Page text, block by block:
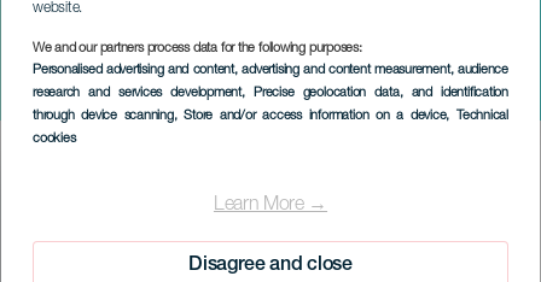
website.
We and our partners process data for the following purposes:
Personalised advertising and content, advertising and content measurement, audience
research and services development, Precise geolocation data, and identification
through device scanning, Store and/or access information on a device, Technical
cookies
Learn More →
Disagree and close
Tre lika trio i konsert
EL HIERRO